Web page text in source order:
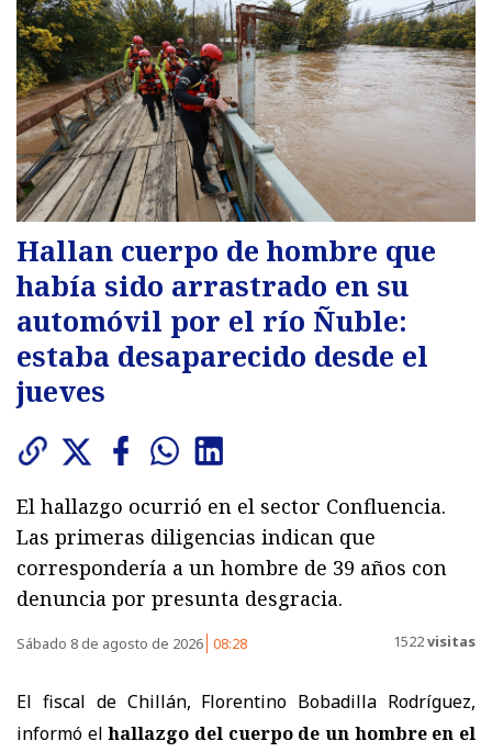
Hallan cuerpo de hombre que
había sido arrastrado en su
automóvil por el río Ñuble:
estaba desaparecido desde el
jueves
El hallazgo ocurrió en el sector Confluencia.
Las primeras diligencias indican que
correspondería a un hombre de 39 años con
denuncia por presunta desgracia.
Sábado 8 de agosto de 2026 08:28 1522visitas
El fiscal de Chillán, Florentino Bobadilla Rodríguez,
informó elhallazgo del cuerpo de un hombre en el